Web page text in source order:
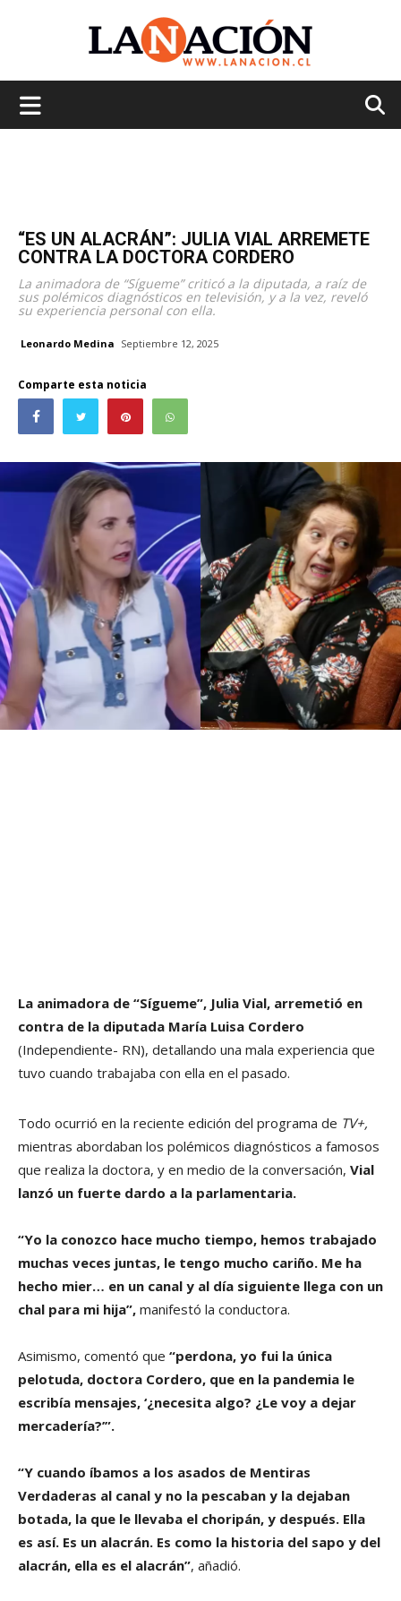
“ES UN ALACRÁN”: JULIA VIAL ARREMETE
CONTRA LA DOCTORA CORDERO
La animadora de “Sígueme” criticó a la diputada, a raíz de
sus polémicos diagnósticos en televisión, y a la vez, reveló
su experiencia personal con ella.
Leonardo Medina Septiembre 12, 2025
Comparte esta noticia
La animadora de “Sígueme”, Julia Vial, arremetió en
contra de la diputada María Luisa Cordero
(Independiente- RN), detallando una mala experiencia que
tuvo cuando trabajaba con ella en el pasado.
Todo ocurrió en la reciente edición del programa de TV+,
mientras abordaban los polémicos diagnósticos a famosos
que realiza la doctora, y en medio de la conversación, Vial
lanzó un fuerte dardo a la parlamentaria.
“Yo la conozco hace mucho tiempo, hemos trabajado
muchas veces juntas, le tengo mucho cariño. Me ha
hecho mier… en un canal y al día siguiente llega con un
chal para mi hija”, manifestó la conductora.
Asimismo, comentó que “perdona, yo fui la única
pelotuda, doctora Cordero, que en la pandemia le
escribía mensajes, ‘¿necesita algo? ¿Le voy a dejar
mercadería?’”.
“Y cuando íbamos a los asados de Mentiras
Verdaderas al canal y no la pescaban y la dejaban
botada, la que le llevaba el choripán, y después. Ella
es así. Es un alacrán. Es como la historia del sapo y del
alacrán, ella es el alacrán”, añadió.